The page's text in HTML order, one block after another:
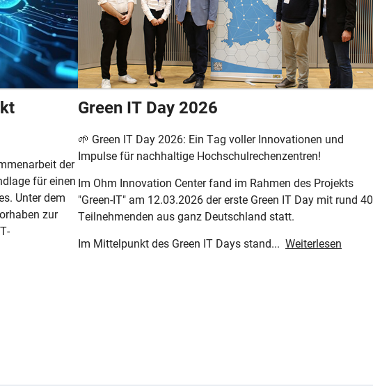
der
für einen
Unter dem
zur
Green IT Day 2026
🌱 Green IT Day 2026: Ein Tag voller Innovationen und
Impulse für nachhaltige Hochschulrechenzentren!
Im Ohm Innovation Center fand im Rahmen des Projekts
"Green-IT" am 12.03.2026 der erste Green IT Day mit rund 40
Teilnehmenden aus ganz Deutschland statt.
Im Mittelpunkt des Green IT Days stand... Weiterlesen